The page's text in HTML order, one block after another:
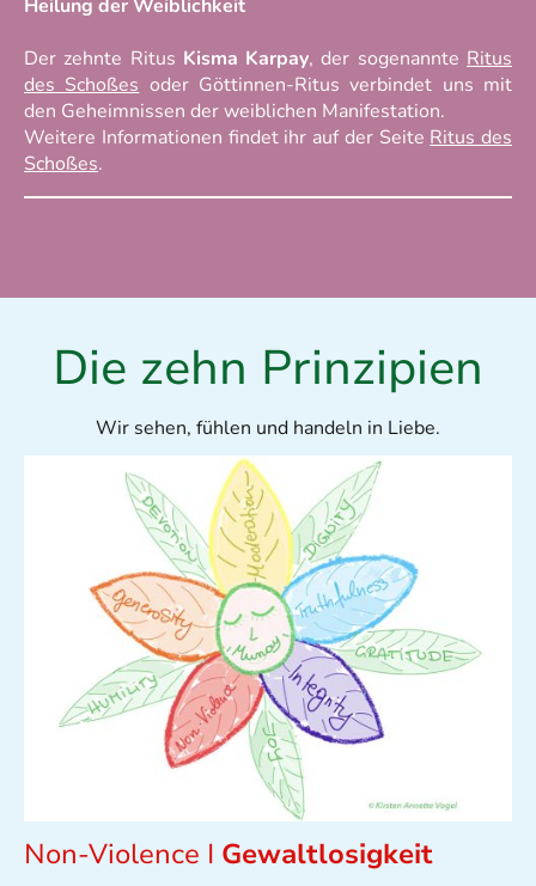
Heilung der Weiblichkeit
Der zehnte Ritus Kisma Karpay, der sogenannte Ritus
des Schoßes oder Göttinnen-Ritus verbindet uns mit
den Geheimnissen der weiblichen Manifestation.
Weitere Informationen findet ihr auf der Seite Ritus des
Schoßes.
Die zehn Prinzipien
Wir sehen, fühlen und handeln in Liebe.
Non-Violence I Gewaltlosigkeit